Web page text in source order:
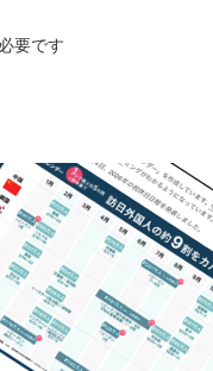
要です